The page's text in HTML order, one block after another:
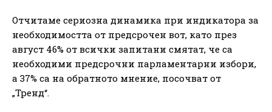
Отчитаме сериозна динамика при индикатора за
необходимостта от предсрочен вот, като през
август 46% от всички запитани смятат, че са
необходими предсрочни парламентарни избори,
а 37% са на обратното мнение, посочват от
„Тренд“.